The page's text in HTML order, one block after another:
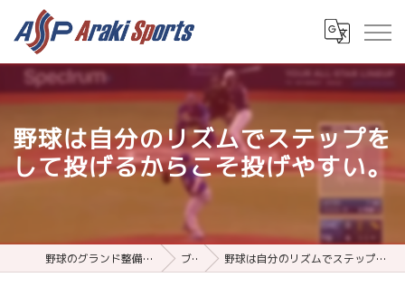
野球は自分のリズムでステップを
して投げるからこそ投げやすい。
野球のグランド整備用品ならアラキスポーツ ブログ 野球は自分のリズムでステップをして投げるからこそ投げやすい。